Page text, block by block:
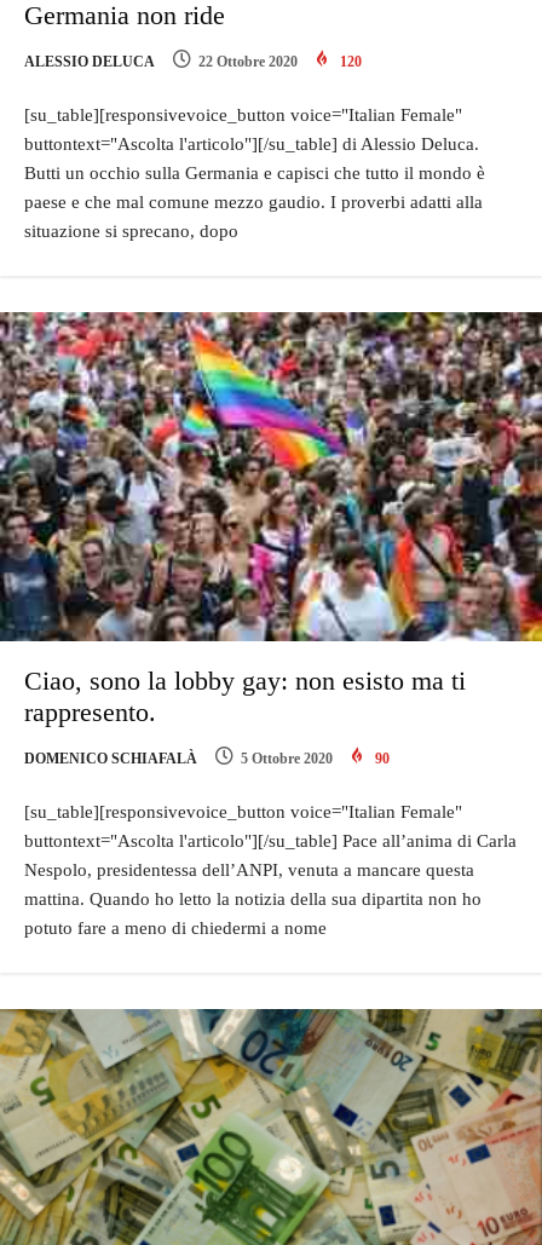
Germania non ride
ALESSIO DELUCA 22 Ottobre 2020 120
[su_table][responsivevoice_button voice="Italian Female"
buttontext="Ascolta l'articolo"][/su_table] di Alessio Deluca.
Butti un occhio sulla Germania e capisci che tutto il mondo è
paese e che mal comune mezzo gaudio. I proverbi adatti alla
situazione si sprecano, dopo
Ciao, sono la lobby gay: non esisto ma ti
rappresento.
DOMENICO SCHIAFALÀ 5 Ottobre 2020 90
[su_table][responsivevoice_button voice="Italian Female"
buttontext="Ascolta l'articolo"][/su_table] Pace all’anima di Carla
Nespolo, presidentessa dell’ANPI, venuta a mancare questa
mattina. Quando ho letto la notizia della sua dipartita non ho
potuto fare a meno di chiedermi a nome